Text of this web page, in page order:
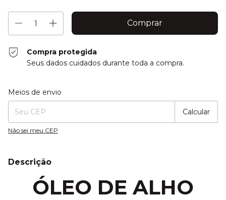
Compra protegida
Seus dados cuidados durante toda a compra.
Entregas para o CEP:
Meios de envio
Calcular
Não sei meu CEP
Descrição
ÓLEO DE ALHO